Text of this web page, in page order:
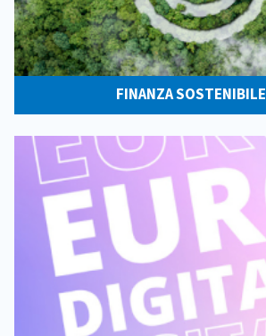
FINANZA SOSTENIBILE